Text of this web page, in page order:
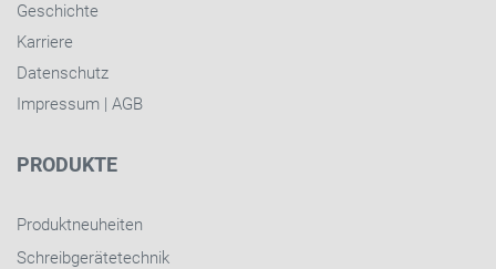
Geschichte
Karriere
Datenschutz
Impressum | AGB
PRODUKTE
Produktneuheiten
Schreibgerätetechnik